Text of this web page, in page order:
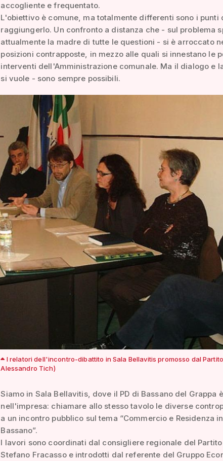
accogliente e frequentato.
L'obiettivo è comune, ma totalmente differenti sono i punti
raggiungerlo. Un confronto a distanza che - sul problema
attualmente la madre di tutte le questioni - si è arroccato
posizioni contrapposte, in mezzo alle quali si innestano le
interventi dell'Amministrazione comunale. Ma il dialogo e
si vuole - sono sempre possibili.
I relatori dell'incontro-dibattito in Sala Bellavitis promosso dal
Alessandro Tich)
Siamo in Sala Bellavitis, dove il PD di Bassano del Grappa
nell'impresa: chiamare allo stesso tavolo le diverse
a un incontro pubblico sul tema “Commercio e Residenza
Bassano”.
I lavori sono coordinati dal consigliere regionale del
Stefano Fracasso e introdotti dal referente del Gruppo